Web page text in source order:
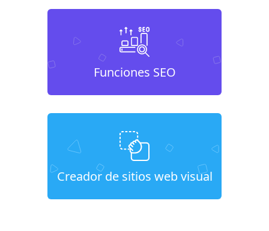
Funciones SEO
Creador de sitios web visual